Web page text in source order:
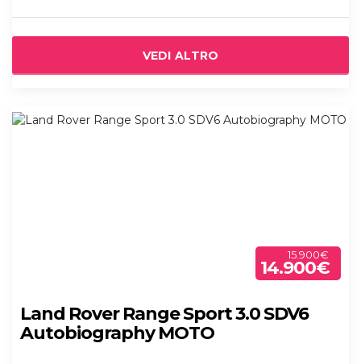
VEDI ALTRO
15.900€
14.900€
Land Rover Range Sport 3.0 SDV6
Autobiography MOTO